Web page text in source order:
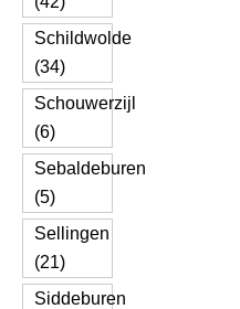
Schildwolde
(34)
Schouwerzijl
(6)
Sebaldeburen
(5)
Sellingen
(21)
Siddeburen